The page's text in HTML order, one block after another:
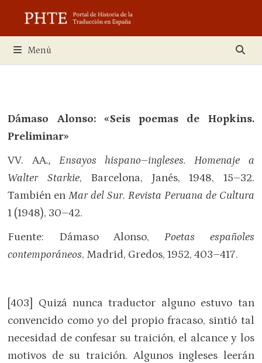
contenido
Menú
Dámaso Alonso: «Seis poemas de Hopkins.
Preliminar»
VV. AA., Ensayos hispano–ingleses. Homenaje a
Walter Starkie, Barcelona, Janés, 1948, 15–32.
También enMar del Sur. Revista Peruana de Cultura
1 (1948), 30–42.
Fuente: Dámaso Alonso,Poetas españoles
contemporáneos, Madrid, Gredos, 1952, 403–417.
[403] Quizá nunca traductor alguno estuvo tan
convencido como yo del propio fracaso, sintió tal
necesidad de confesar su traición, el alcance y los
motivos de su traición. Algunos ingleses leerán